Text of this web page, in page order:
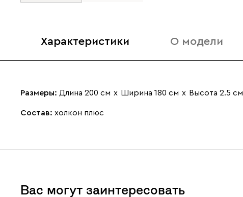
Характеристики О модели
Размеры: Длина 200 см х Ширина 180 см х Высота 2.5 см
Состав: холкон плюс
Вас могут заинтересовать